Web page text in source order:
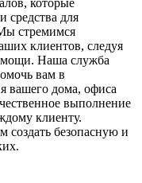
которые
средства для
стремимся
клиентов, следуя
Наша служба
вам в
вашего дома, офиса
выполнение
клиенту.
безопасную и